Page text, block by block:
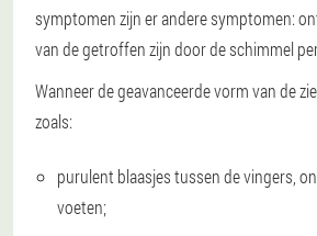
symptomen zijn er andere symptomen:
van de getroffen zijn door de schimmel
Wanneer de geavanceerde vorm van de
zoals:
purulent blaasjes tussen de vingers,
voeten;